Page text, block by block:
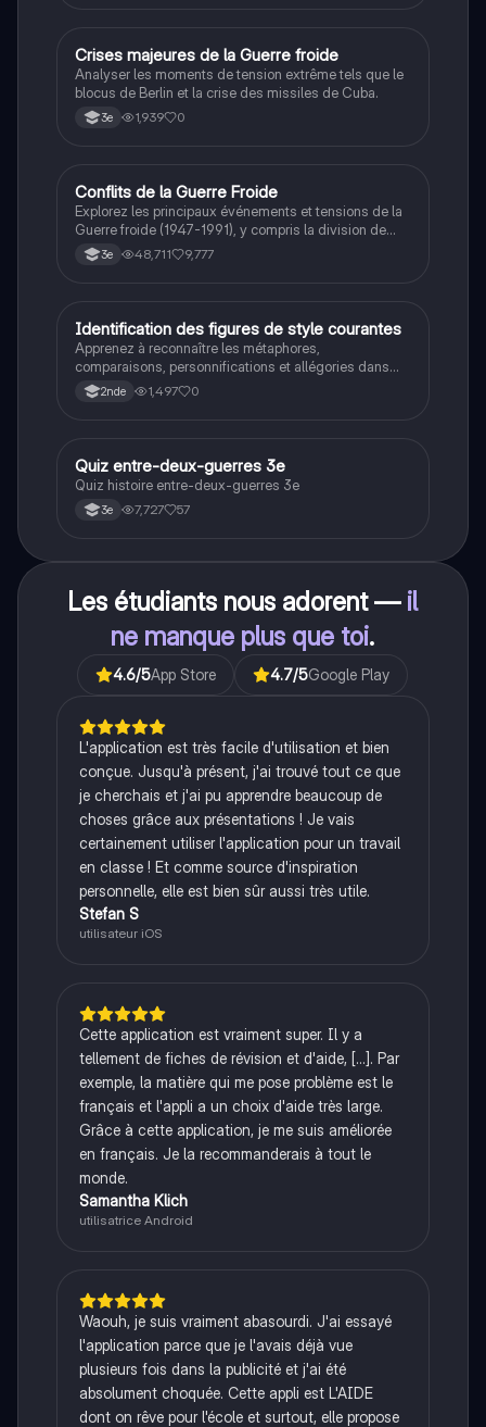
CHistoire
Crises majeures de la Guerre froide
Analyser les moments de tension extrême tels que le
blocus de Berlin et la crise des missiles de Cuba.
3e 1,939 0
Histoire
Conflits de la Guerre Froide
Explorez les principaux événements et tensions de la
Guerre froide (1947-1991), y compris la division de
l'Allemagne, la crise de Cuba, la guerre du Vietnam, et
la course à l'espace. Cette fiche de révision couvre les
historique.
3e 48,711 9,777
IFrançais
Identification des figures de style courantes
Apprenez à reconnaître les métaphores,
comparaisons, personnifications et allégories dans
des phrases simples.
2nde 1,497 0
QHistoire
Quiz entre-deux-guerres 3e
Quiz histoire entre-deux-guerres 3e
3e 7,727 57
Les étudiants nous adorent — il
ne manque plus que toi.
4.6/5App Store 4.7/5Google Play
L'application est très facile d'utilisation et bien
conçue. Jusqu'à présent, j'ai trouvé tout ce que
je cherchais et j'ai pu apprendre beaucoup de
choses grâce aux présentations ! Je vais
certainement utiliser l'application pour un travail
en classe ! Et comme source d'inspiration
personnelle, elle est bien sûr aussi très utile.
Stefan S
utilisateur iOS
Cette application est vraiment super. Il y a
tellement de fiches de révision et d'aide, [...]. Par
exemple, la matière qui me pose problème est le
français et l'appli a un choix d'aide très large.
Grâce à cette application, je me suis améliorée
en français. Je la recommanderais à tout le
monde.
Samantha Klich
utilisatrice Android
Waouh, je suis vraiment abasourdi. J'ai essayé
l'application parce que je l'avais déjà vue
plusieurs fois dans la publicité et j'ai été
absolument choquée. Cette appli est L'AIDE
dont on rêve pour l'école et surtout, elle propose